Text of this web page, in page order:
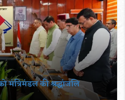
योजनाओं की सौगात